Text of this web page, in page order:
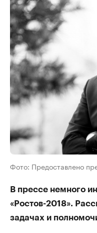
Фото: Предоставлено
В прессе немного
«Ростов-2018».
задачах и